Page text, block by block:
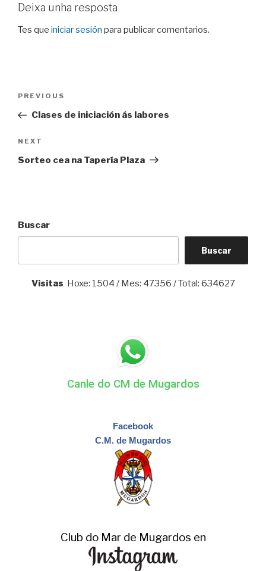
Deixa unha resposta
Tes que iniciar sesión para publicar comentarios.
entradas
Previous
Post
PREVIOUS
Clases de iniciación ás labores
Next
Post
NEXT
Sorteo cea na Tapería Plaza
Buscar
Buscar
Visitas Hoxe: 1504 / Mes: 47356 / Total: 634627
Canle do CM de Mugardos
Facebook
C.M. de Mugardos
Club do Mar de Mugardos en